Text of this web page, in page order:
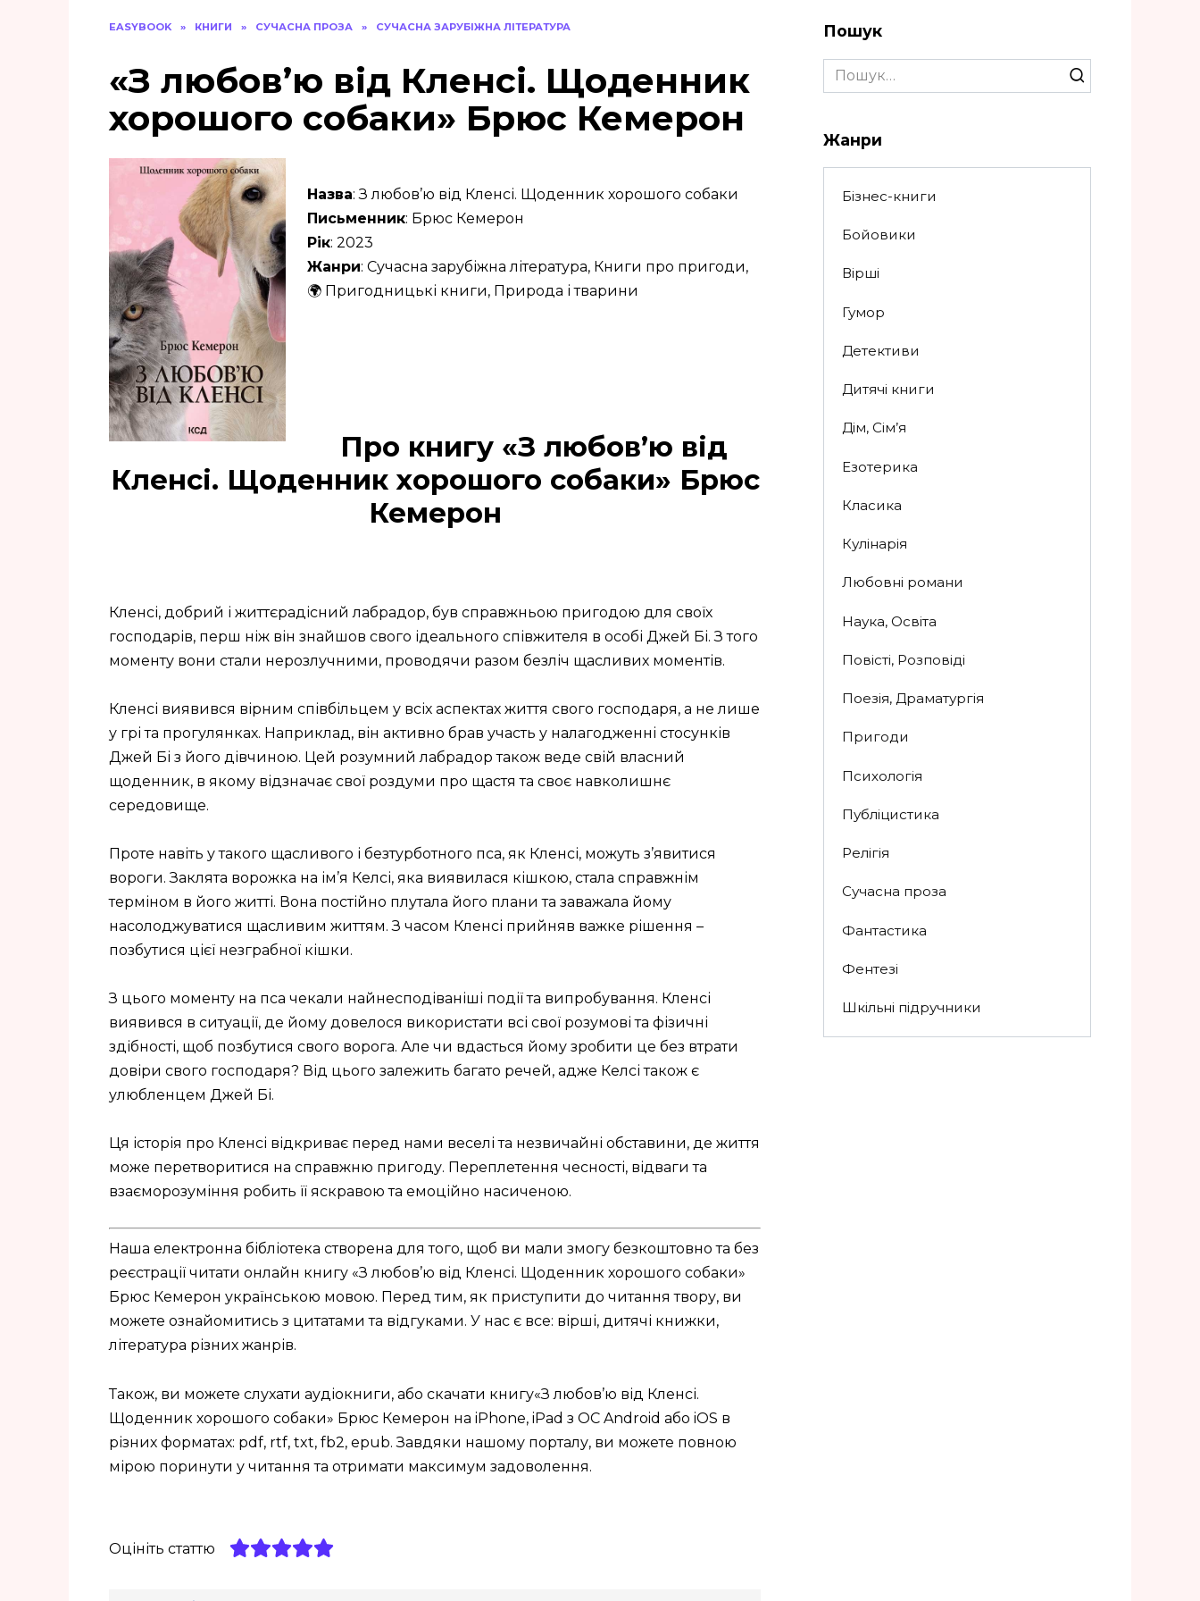
EASYBOOK » КНИГИ » СУЧАСНА ПРОЗА » СУЧАСНА ЗАРУБІЖНА ЛІТЕРАТУРА
«З любов’ю від Кленсі. Щоденник
хорошого собаки» Брюс Кемерон
Назва: З любов’ю від Кленсі. Щоденник хорошого собаки
Письменник: Брюс Кемерон
Рік: 2023
Жанри: Сучасна зарубіжна література, Книги про пригоди,
🌍 Пригодницькі книги, Природа і тварини
Про книгу «З любов’ю від
Кленсі. Щоденник хорошого собаки» Брюс
Кемерон
Кленсі, добрий і життєрадісний лабрадор, був справжньою пригодою для своїх
господарів, перш ніж він знайшов свого ідеального співжителя в особі Джей Бі. З того
моменту вони стали нерозлучними, проводячи разом безліч щасливих моментів.
Кленсі виявився вірним співбільцем у всіх аспектах життя свого господаря, а не лише
у грі та прогулянках. Наприклад, він активно брав участь у налагодженні стосунків
Джей Бі з його дівчиною. Цей розумний лабрадор також веде свій власний
щоденник, в якому відзначає свої роздуми про щастя та своє навколишнє
середовище.
Проте навіть у такого щасливого і безтурботного пса, як Кленсі, можуть з’явитися
вороги. Заклята ворожка на ім’я Келсі, яка виявилася кішкою, стала справжнім
терміном в його житті. Вона постійно плутала його плани та заважала йому
насолоджуватися щасливим життям. З часом Кленсі прийняв важке рішення –
позбутися цієї незграбної кішки.
З цього моменту на пса чекали найнесподіваніші події та випробування. Кленсі
виявився в ситуації, де йому довелося використати всі свої розумові та фізичні
здібності, щоб позбутися свого ворога. Але чи вдасться йому зробити це без втрати
довіри свого господаря? Від цього залежить багато речей, адже Келсі також є
улюбленцем Джей Бі.
Ця історія про Кленсі відкриває перед нами веселі та незвичайні обставини, де життя
може перетворитися на справжню пригоду. Переплетення чесності, відваги та
взаєморозуміння робить її яскравою та емоційно насиченою.
Наша електронна бібліотека створена для того, щоб ви мали змогу безкоштовно та без
реєстрації читати онлайн книгу «З любов’ю від Кленсі. Щоденник хорошого собаки»
Брюс Кемерон українською мовою. Перед тим, як приступити до читання твору, ви
можете ознайомитись з цитатами та відгуками. У нас є все: вірші, дитячі книжки,
література різних жанрів.
Також, ви можете слухати аудіокниги, або скачати книгу«З любов’ю від Кленсі.
Щоденник хорошого собаки» Брюс Кемерон на iPhone, iPad з ОС Android або iOS в
різних форматах: pdf, rtf, txt, fb2, epub. Завдяки нашому порталу, ви можете повною
мірою поринути у читання та отримати максимум задоволення.
Оцініть статтю
Пошук
Search
for:
Жанри
Бізнес-книги
Бойовики
Вірші
Гумор
Детективи
Дитячі книги
Дім, Сім’я
Езотерика
Класика
Кулінарія
Любовні романи
Наука, Освіта
Повісті, Розповіді
Поезія, Драматургія
Пригоди
Психологія
Публіцистика
Релігія
Сучасна проза
Фантастика
Фентезі
Шкільні підручники